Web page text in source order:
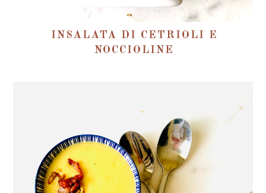
INSALATA DI CETRIOLI E
NOCCIOLINE